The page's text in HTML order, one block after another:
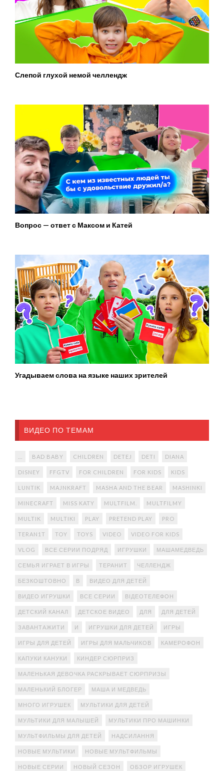
Слепой глухой немой челлендж
Вопрос — ответ с Максом и Катей
Угадываем слова на языке наших зрителей
ВИДЕО ПО ТЕМАМ
BAD BABY CHILDREN DETEJ DETI DIANA
DISNEY FFGTV FOR CHILDREN FOR KIDS KIDS
LUNTIK MAJNKRAFT MASHA AND THE BEAR MASHINKI
MINECRAFT MISS KATY MULTFILM. MULTFILMY
MULTIK MULTIKI PLAY PRETEND PLAY PRO
TERAN1T TOY TOYS VIDEO VIDEO FOR KIDS
VLOG ВСЕ СЕРИИ ПОДРЯД ИГРУШКИ МАШАМЕДВЕДЬ
СЕМЬЯ ИГРАЕТ В ИГРЫ ТЕРАНИТ ЧЕЛЛЕНДЖ
БЕЗКОШТОВНО В ВИДЕО ДЛЯ ДЕТЕЙ
ВИДЕО ИГРУШКИ ВСЕ СЕРИИ ВІДЕОТЕЛЕФОН
ДЕТСКИЙ КАНАЛ ДЕТСКОЕ ВИДЕО ДЛЯ ДЛЯ ДЕТЕЙ
ЗАВАНТАЖИТИ И ИГРУШКИ ДЛЯ ДЕТЕЙ ИГРЫ
ИГРЫ ДЛЯ ДЕТЕЙ ИГРЫ ДЛЯ МАЛЬЧИКОВ КАМЕРОФОН
КАПУКИ КАНУКИ КИНДЕР СЮРПРИЗ
МАЛЕНЬКАЯ ДЕВОЧКА РАСКРЫВАЕТ СЮРПРИЗЫ
МАЛЕНЬКИЙ БЛОГЕР МАША И МЕДВЕДЬ
МНОГО ИГРУШЕК МУЛЬТИКИ ДЛЯ ДЕТЕЙ
МУЛЬТИКИ ДЛЯ МАЛЫШЕЙ МУЛЬТИКИ ПРО МАШИНКИ
МУЛЬТФИЛЬМЫ ДЛЯ ДЕТЕЙ НАДСИЛАННЯ
НОВЫЕ МУЛЬТИКИ НОВЫЕ МУЛЬТФИЛЬМЫ
НОВЫЕ СЕРИИ НОВЫЙ СЕЗОН ОБЗОР ИГРУШЕК